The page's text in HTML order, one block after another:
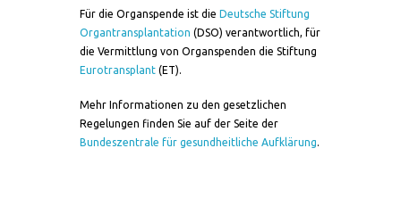
Für die Organspende ist die Deutsche Stiftung
Organtransplantation (DSO) verantwortlich, für
die Vermittlung von Organspenden die Stiftung
Eurotransplant (ET).
Mehr Informationen zu den gesetzlichen
Regelungen finden Sie auf der Seite der
Bundeszentrale für gesundheitliche Aufklärung.